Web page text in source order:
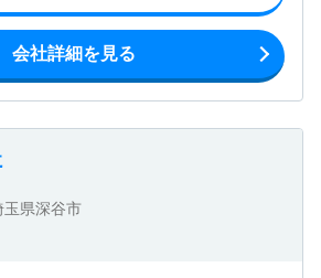
会社詳細を見る
玉県深谷市